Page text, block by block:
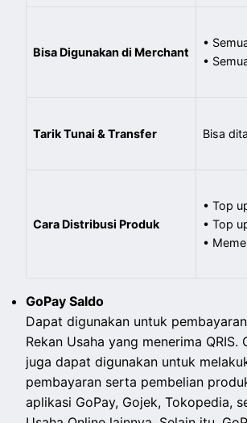
Bisa Digunakan di Merchant
•
•
Tarik Tunai & Transfer Bisa
Cara Distribusi Produk
• Top
• Top
•
GoPay Saldo
Dapat digunakan untuk
Rekan Usaha yang menerima QRIS.
juga dapat digunakan untuk
pembayaran serta pembelian
aplikasi GoPay, Gojek, Tokopedia,